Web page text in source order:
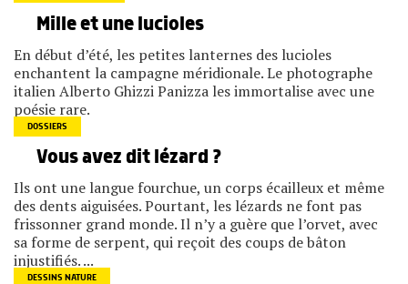
Mille et une lucioles
En début d’été, les petites lanternes des lucioles
enchantent la campagne méridionale. Le photographe
italien Alberto Ghizzi Panizza les immortalise avec une
poésie rare.
DOSSIERS
Vous avez dit lézard ?
Ils ont une langue fourchue, un corps écailleux et même
des dents aiguisées. Pourtant, les lézards ne font pas
frissonner grand monde. Il n’y a guère que l’orvet, avec
sa forme de serpent, qui reçoit des coups de bâton
injustifiés. ...
DESSINS NATURE